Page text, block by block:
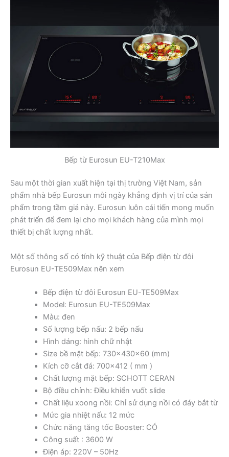
Bếp từ Eurosun EU-T210Max
Sau một thời gian xuất hiện tại thị trường Việt Nam, sản
phẩm nhà bếp Eurosun mỗi ngày khẳng định vị trí của sản
phẩm trong tầm giá này. Eurosun luôn cái tiến mong muốn
phát triển để đem lại cho mọi khách hàng của mình mọi
thiết bị chất lượng nhất.
Một số thông số có tính kỹ thuật của Bếp điện từ đôi
Eurosun EU-TE509Max nên xem
Bếp điện từ đôi Eurosun EU-TE509Max
Model: Eurosun EU-TE509Max
Màu: đen
Số lượng bếp nấu: 2 bếp nấu
Hình dáng: hình chữ nhật
Size bề mặt bếp: 730x430x60 (mm)
Kích cỡ cắt đá: 700×412 ( mm )
Chất lượng mặt bếp: SCHOTT CERAN
Bộ điều chỉnh: Điều khiển vuốt slide
Chất liệu xoong nồi: Chỉ sử dụng nồi có đáy bắt từ
Mức gia nhiệt nấu: 12 mức
Chức năng tăng tốc Booster: CÓ
Công suất : 3600 W
Điện áp: 220V – 50Hz